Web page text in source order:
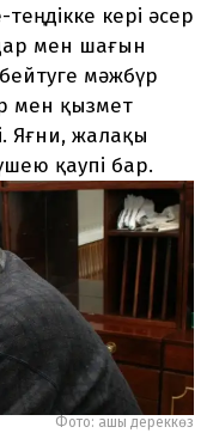
Тек emailкері әсер
мен шағын
мәжбүр
мен қызмет
Яғни, жалақы
қаупі бар.
Фото: ашық дереккөз